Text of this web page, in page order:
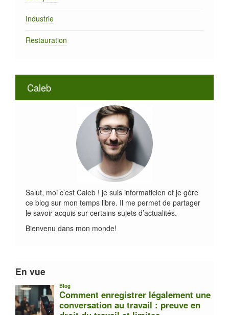
Industrie
Restauration
Caleb
Salut, moi c’est Caleb ! je suis informaticien et je gère
ce blog sur mon temps libre. Il me permet de partager
le savoir acquis sur certains sujets d’actualités.
Bienvenu dans mon monde!
En vue